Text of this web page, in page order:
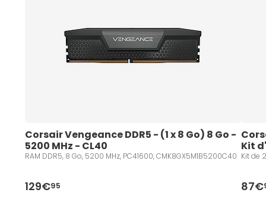
Corsair Vengeance DDR5 - (1 x 8 Go) 8 Go -
5200 MHz - CL40
RAM DDR5, 8 Go, 5200 MHz, PC41600, CMK8GX5M1B5200C40
129€95
Kit
Kit de
87€